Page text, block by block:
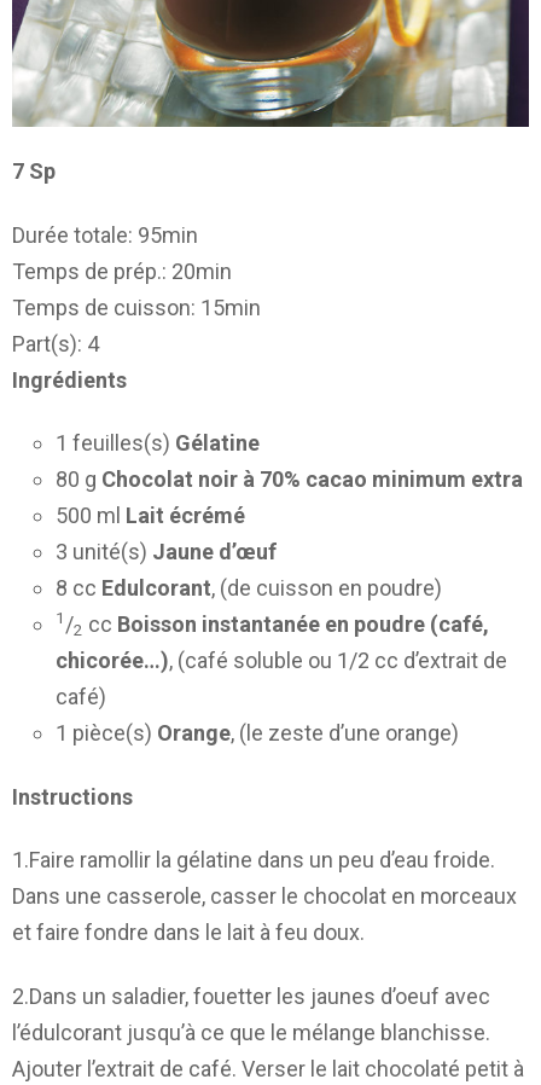
7 Sp
Durée totale: 95min
Temps de prép.: 20min
Temps de cuisson: 15min
Part(s): 4
Ingrédients
1 feuilles(s) Gélatine
80 g Chocolat noir à 70% cacao minimum extra
500 ml Lait écrémé
3 unité(s) Jaune d’œuf
8 cc Edulcorant, (de cuisson en poudre)
1 /2 cc Boisson instantanée en poudre (café,
chicorée…), (café soluble ou 1/2 cc d’extrait de
café)
1 pièce(s) Orange, (le zeste d’une orange)
Instructions
1.Faire ramollir la gélatine dans un peu d’eau froide.
Dans une casserole, casser le chocolat en morceaux
et faire fondre dans le lait à feu doux.
2.Dans un saladier, fouetter les jaunes d’oeuf avec
l’édulcorant jusqu’à ce que le mélange blanchisse.
Ajouter l’extrait de café. Verser le lait chocolaté petit à